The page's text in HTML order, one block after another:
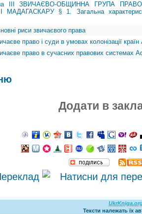
III ЗВИЧАЄВО-ОБЩИННА ГРУПА
§ 1. Загальна
риси звичаєвого права
право і суди в умовах колонізації
право в сучасних правових системах
Додати в
Тексти належать їх